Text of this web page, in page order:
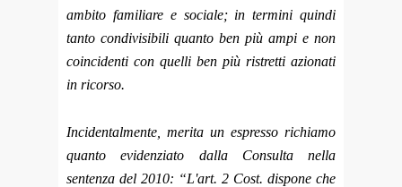
ambito familiare e sociale; in termini quindi
tanto condivisibili quanto ben più ampi e non
coincidenti con quelli ben più ristretti azionati
in ricorso.
Incidentalmente, merita un espresso richiamo
quanto evidenziato dalla Consulta nella
sentenza del 2010: “L'art. 2 Cost. dispone che